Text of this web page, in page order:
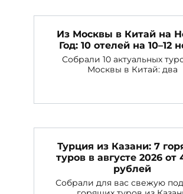
Из Москвы в Китай на
Год: 10 отелей на 10–12
Собрали 10 актуальных
Москвы в Китай: два
Турция из Казани: 7
туров в августе 2026 от
рублей
Собрали для вас свежую